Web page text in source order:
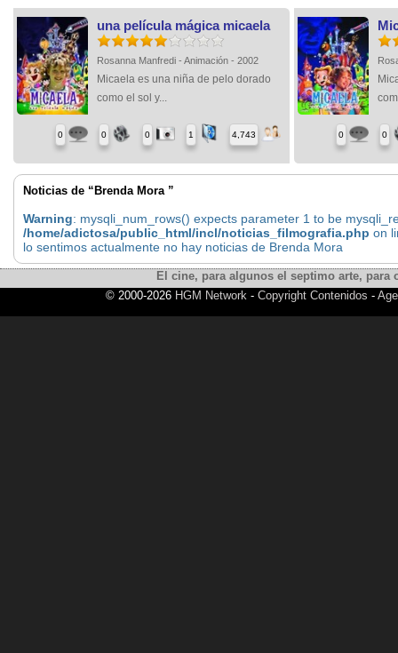
una película mágica micaela
Rosanna Manfredi - Animación - 2002
Micaela es una niña de pelo dorado
como el sol y...
0 0 0 1 4,743 0 0
Noticias de “Brenda Mora ”
Warning: mysqli_num_rows() expects parameter 1 to be
/home/adictosa/public_html/incl/noticias_filmografia.php on
lo sentimos actualmente no hay noticias de Brenda Mora
El cine, para algunos el septimo arte,
© 2000-2026 HGM Network- Copyright Contenidos -